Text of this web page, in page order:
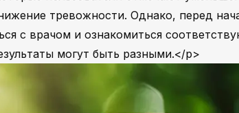
тревожности. Однако, перед
с врачом и ознакомиться
могут быть разными.</p>